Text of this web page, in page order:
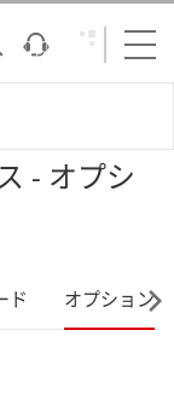
- オプシ
ド オプション